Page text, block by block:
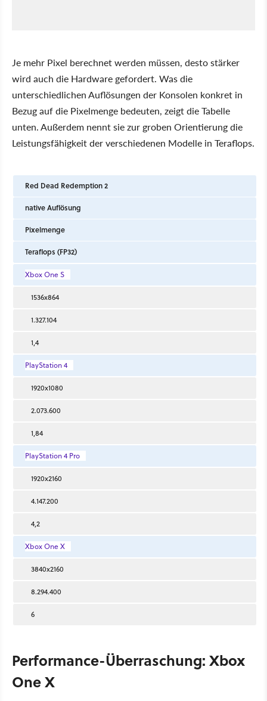
Je mehr Pixel berechnet werden müssen, desto stärker
wird auch die Hardware gefordert. Was die
unterschiedlichen Auflösungen der Konsolen konkret in
Bezug auf die Pixelmenge bedeuten, zeigt die Tabelle
unten. Außerdem nennt sie zur groben Orientierung die
Leistungsfähigkeit der verschiedenen Modelle in Teraflops.
Red Dead Redemption 2
native Auflösung
Pixelmenge
Teraflops (FP32)
Xbox One S
1536x864
1.327.104
1,4
PlayStation 4
1920x1080
2.073.600
1,84
PlayStation 4 Pro
1920x2160
4.147.200
4,2
Xbox One X
3840x2160
8.294.400
6
Performance-Überraschung: Xbox
One X